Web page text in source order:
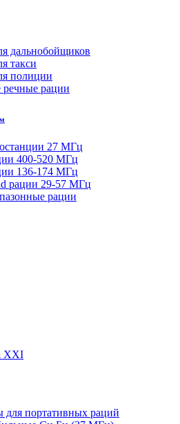
дальнобойщиков
такси
полиции
рации
27 МГц
400-520 МГц
136-174 МГц
рации 29-57 МГц
рации
XXI
для портативных раций